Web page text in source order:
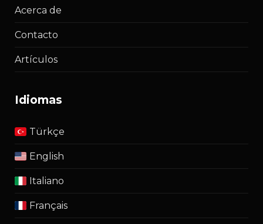
Acerca de
Contacto
Artículos
idiomas
Türkçe
English
Italiano
Français